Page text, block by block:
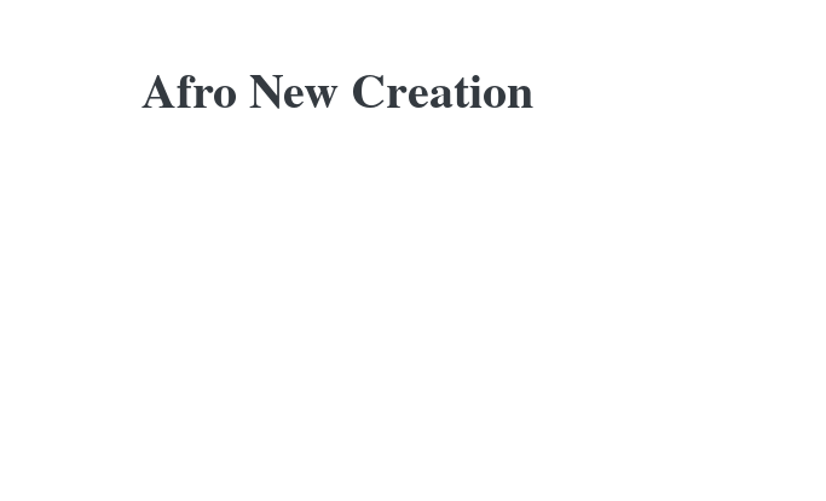
Afro New Creation